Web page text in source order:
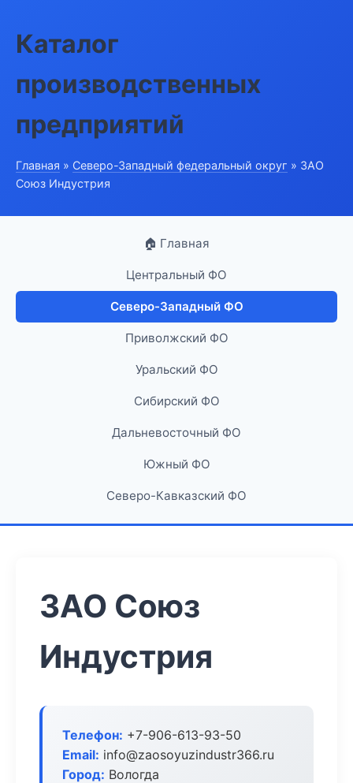
Каталог
производственных
предприятий
Главная » Северо-Западный федеральный округ » ЗАО
Союз Индустрия
🏠 Главная
Центральный ФО
Северо-Западный ФО
Приволжский ФО
Уральский ФО
Сибирский ФО
Дальневосточный ФО
Южный ФО
Северо-Кавказский ФО
ЗАО Союз
Индустрия
Телефон: +7-906-613-93-50
Email: info@zaosoyuzindustr366.ru
Город: Вологда